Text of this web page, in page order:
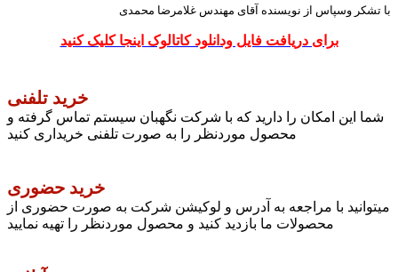
با تشکر وسپاس از نویسنده آقای مهندس غلامرضا محمدی
برای دریافت فایل ودانلود کاتالوک اینجا کلیک کنید
خرید تلفنی
شما این امکان را دارید که با شرکت نگهبان سیستم تماس گرفته و
محصول موردنظر را به صورت تلفنی خریداری کنید
خرید حضوری
میتوانید با مراجعه به آدرس و لوکیشن شرکت به صورت حضوری از
محصولات ما بازدید کنید و محصول موردنظر را تهیه نمایید